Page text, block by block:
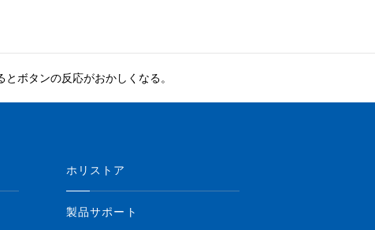
ボタンの反応がおかしくなる。
ホリストア
製品サポート